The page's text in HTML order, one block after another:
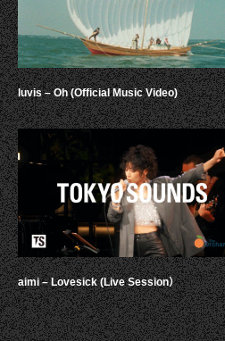
luvis – Oh (Official Music Video)
aimi – Lovesick (Live Session）